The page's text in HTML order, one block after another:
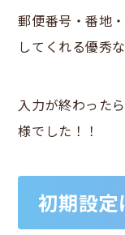
郵便番号・番地
してくれる優秀
入力が終わった
様でした！！
初期設定